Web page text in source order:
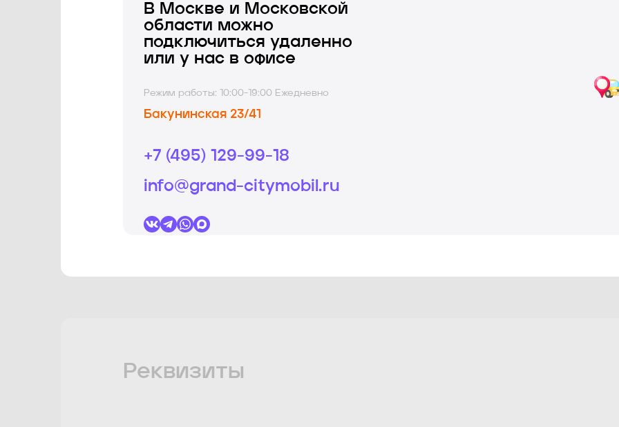
В Москве и Московской
области можно
подключиться удаленно
или у нас в офисе
Режим работы: 10:00-19:00 Ежедневно
Бакунинская 23/41
+7 (495) 129-99-18
info@grand-citymobil.ru
Реквизиты